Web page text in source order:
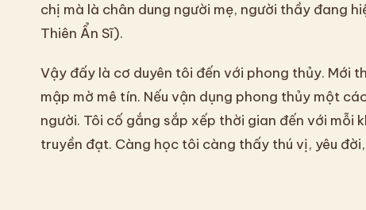
chị mà là chân dung người mẹ, người thầy đang
Thiên Ẩn Sĩ).
Vậy đấy là cơ duyên tôi đến với phong thủy. Mới
mập mờ mê tín. Nếu vận dụng phong thủy một
người. Tôi cố gắng sắp xếp thời gian đến với mỗi
truyền đạt. Càng học tôi càng thấy thú vị, yêu